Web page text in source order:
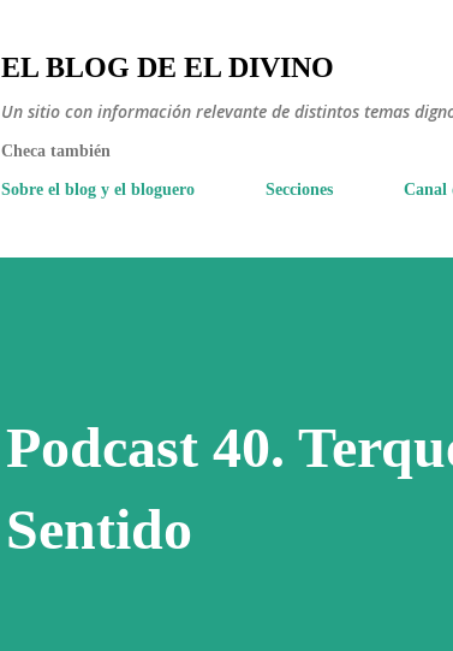
EL BLOG DE EL DIVINO
Un sitio con información relevante de distintos temas
Checa también
Sobre el blog y el bloguero Secciones Canal
Podcast 40.
Sentido